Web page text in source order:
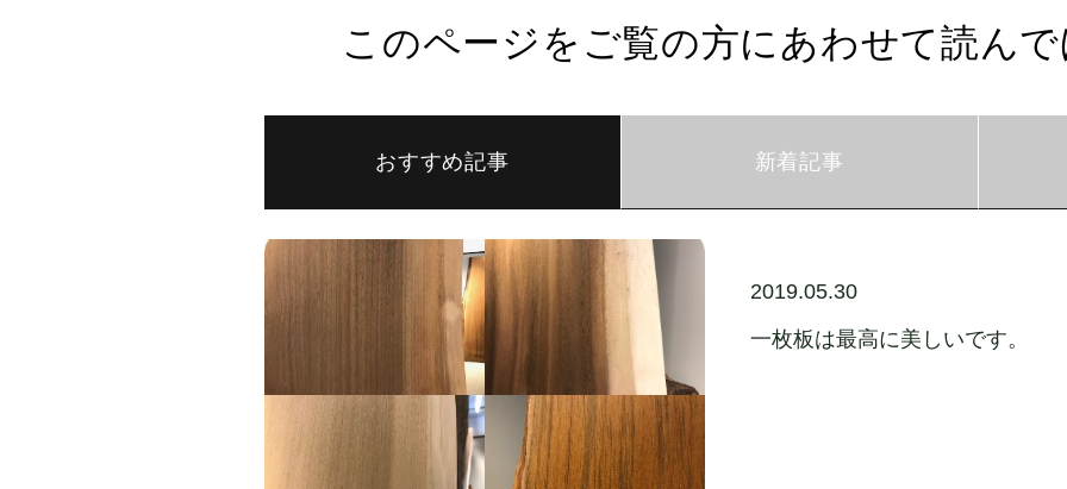
このページをご覧の方にあわせて読ん
おすすめ記事 新着記事
2019.05.30
一枚板は最高に美しいです。